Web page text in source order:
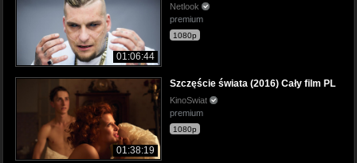
01:06:44
Netlook
premium
1080p
01:38:19
Szczęście świata (2016) Cały film PL
KinoSwiat
premium
1080p